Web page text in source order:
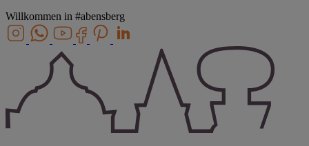
Willkommen in #abensberg